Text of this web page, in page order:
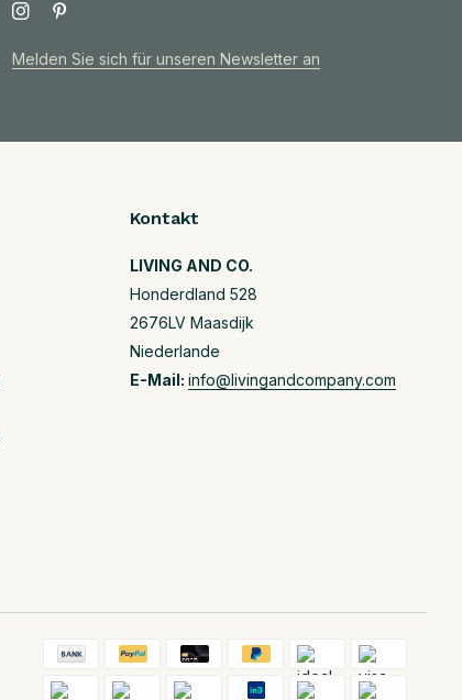
Melden Sie sich für unseren Newsletter an
Kontakt
LIVING AND CO.
Honderdland 528
2676LV Maasdijk
Niederlande
E-Mail: info@livingandcompany.com